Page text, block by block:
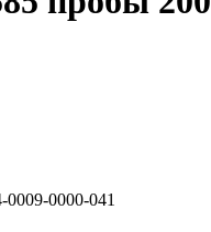
0009-0000-041